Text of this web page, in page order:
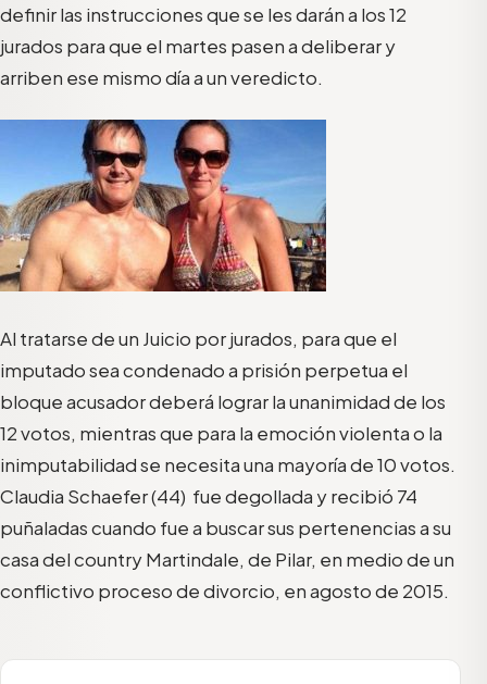
definir las instrucciones que se les darán a los 12
jurados para que el martes pasen a deliberar y
arriben ese mismo día a un veredicto.
Al tratarse de un Juicio por jurados, para que el
imputado sea condenado a prisión perpetua el
bloque acusador deberá lograr la unanimidad de los
12 votos, mientras que para la emoción violenta o la
inimputabilidad se necesita una mayoría de 10 votos.
Claudia Schaefer (44) fue degollada y recibió 74
puñaladas cuando fue a buscar sus pertenencias a su
casa del country Martindale, de Pilar, en medio de un
conflictivo proceso de divorcio, en agosto de 2015.